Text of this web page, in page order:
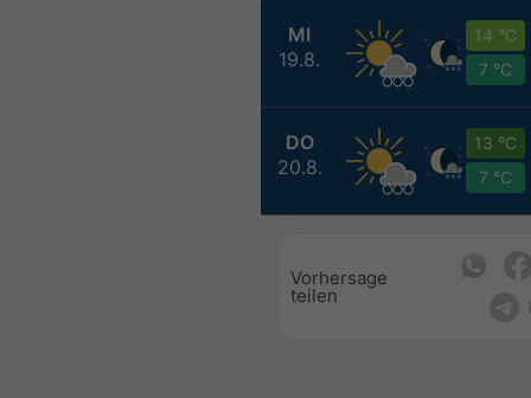
MI
19.8.
14 °C
7 °C
DO
20.8.
13 °C
7 °C
Vorhersage
teilen